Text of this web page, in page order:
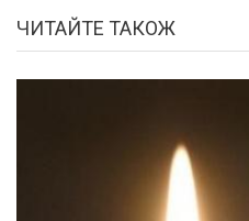
ЧИТАЙТЕ ТАКОЖ